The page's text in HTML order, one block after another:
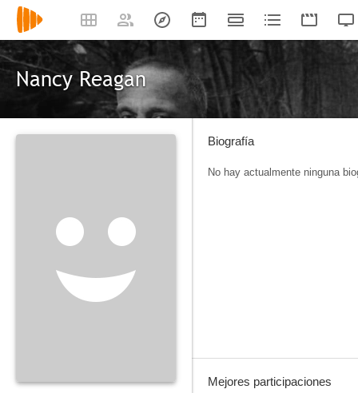
Nancy Reagan
Biografía
No hay actualmente ninguna
Mejores participaciones